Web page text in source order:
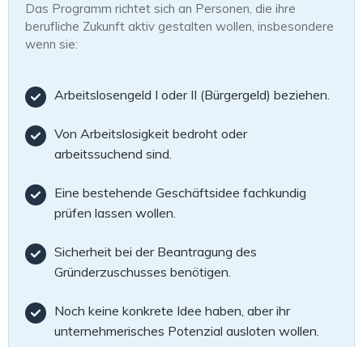
Das Programm richtet sich an Personen, die ihre
berufliche Zukunft aktiv gestalten wollen, insbesondere
wenn sie:
Arbeitslosengeld I oder II (Bürgergeld) beziehen.
Von Arbeitslosigkeit bedroht oder
arbeitssuchend sind.
Eine bestehende Geschäftsidee fachkundig
prüfen lassen wollen.
Sicherheit bei der Beantragung des
Gründerzuschusses benötigen.
Noch keine konkrete Idee haben, aber ihr
unternehmerisches Potenzial ausloten wollen.